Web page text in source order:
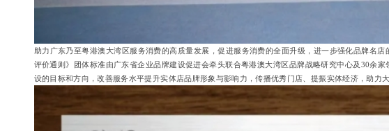
助力广东乃至粤港澳大湾区服务消费的高质量发展，促进服务消费的全面升级，进一步强化品牌名
评价通则》团体标准由广东省企业品牌建设促进会牵头联合粤港澳大湾区品牌战略研究中心及30余
设的目标和方向，改善服务水平提升实体店品牌形象与影响力，传播优秀门店、提振实体经济，助力大